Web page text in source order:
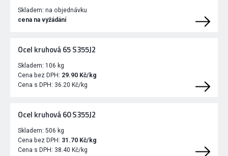
Skladem: na objednávku
cena na vyžádání
Ocel kruhová 65 S355J2
Skladem: 106 kg
Cena bez DPH: 29.90 Kč/kg
Cena s DPH: 36.20 Kč/kg
Ocel kruhová 60 S355J2
Skladem: 506 kg
Cena bez DPH: 31.70 Kč/kg
Cena s DPH: 38.40 Kč/kg